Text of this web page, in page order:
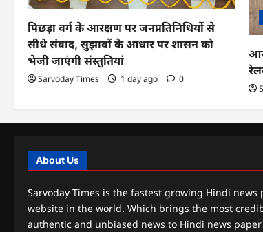
पिछड़ा वर्ग के आरक्षण पर जनप्रतिनिधियों से
सीधे संवाद, सुझावों के आधार पर शासन को
भेजी जाएंगी संस्तुतियां
Sarvoday Times 1 day ago 0
About Us
Sarvoday Times is the fastest growing Hindi news
website in the world. Which brings the most
authentic and unbiased news to Hindi news paper